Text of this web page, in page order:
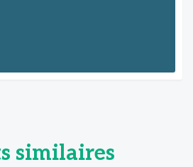
similaires